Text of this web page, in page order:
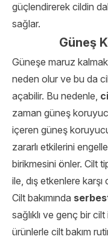
güçlendirerek cildin
sağlar.
Güneş
Güneşe maruz
neden olur ve bu da
açabilir. Bu nedenle,
zaman güneş
içeren güneş
zararlı etkilerini
birikmesini önler. Cilt
ile, dış etkenlere
Cilt bakımında
sağlıklı ve genç bir
ürünlerle cilt bakım